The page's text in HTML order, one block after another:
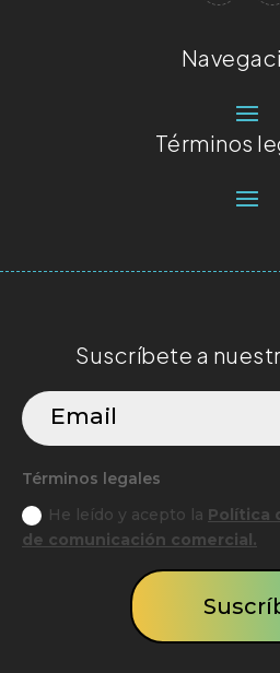
Términos
Suscríbete a
Términos legales
He leído y acepto la Política
de comunicación comercial.